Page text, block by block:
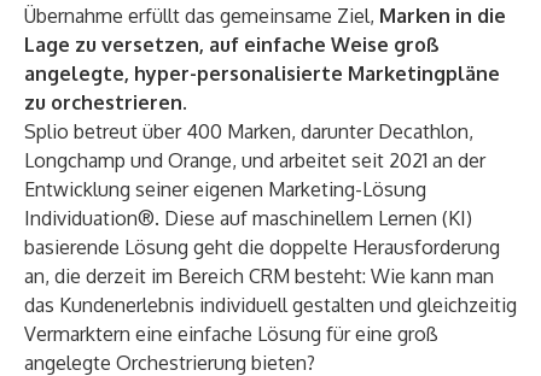
Übernahme erfüllt das gemeinsame Ziel, Marken in die
Lage zu versetzen, auf einfache Weise groß
angelegte, hyper-personalisierte Marketingpläne
zu orchestrieren.
Splio betreut über 400 Marken, darunter Decathlon,
Longchamp und Orange, und arbeitet seit 2021 an der
Entwicklung seiner eigenen Marketing-Lösung
Individuation®. Diese auf maschinellem Lernen (KI)
basierende Lösung geht die doppelte Herausforderung
an, die derzeit im Bereich CRM besteht: Wie kann man
das Kundenerlebnis individuell gestalten und gleichzeitig
Vermarktern eine einfache Lösung für eine groß
angelegte Orchestrierung bieten?